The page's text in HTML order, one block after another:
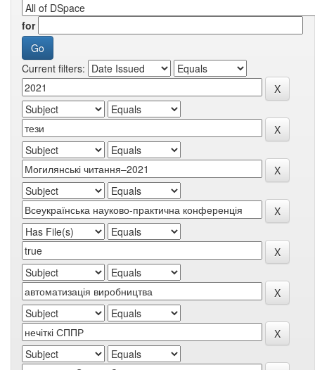
for
Current filters: